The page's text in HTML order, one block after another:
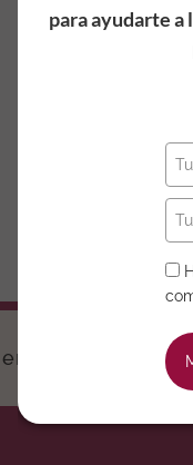
las Redes
para ayudarte